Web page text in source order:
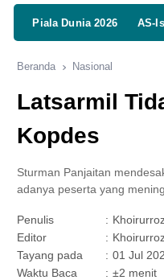
Piala Dunia 2026 AS-
Beranda Nasional
Latsarmil
Kopdes
Sturman Panjaitan
adanya peserta yang
Penulis :
Editor
:
Tayang pada
: 01 Jul
Waktu Baca
: ±2 menit